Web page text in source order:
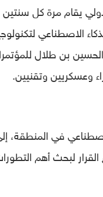
مرة كل سنتين
لتكنولوجيا
الحسين بن طلال
وعسكريين وتقنيين.
في المنطقة،
القرار لبحث أهم